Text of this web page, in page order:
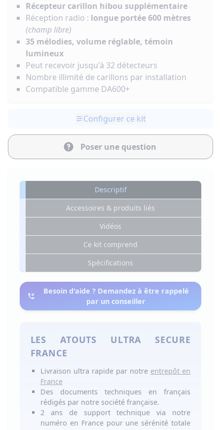
Récepteur carillon hibou supplémentaire
Réception radio : longue portée 600 mètres
(champ libre)
35 mélodies, volume réglable, témoin
lumineux
Peut recevoir jusqu'à 32 détecteurs
Nombre illimité de carillons par installation
Compatible gamme DA600+
Configurer ce kit
Poser une question
Descriptif
Accessoires & produits liés
Vidéos
Ce kit comprend
Spécifications
Besoin d'aide ? Demandez à être rappelé
par un conseiller
LES ATOUTS ULTRA SECURE
FRANCE
Livraison ultra rapidepar notre entrepôt en
France
Des documents techniques en français
rédigés par notre société française.
2 ans de support technique via notre
numéro en Francepour une sérénité totale